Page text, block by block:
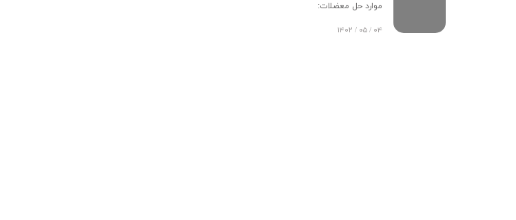
موارد حل معضلات:
۰۴ / ۰۵ / ۱۴۰۲